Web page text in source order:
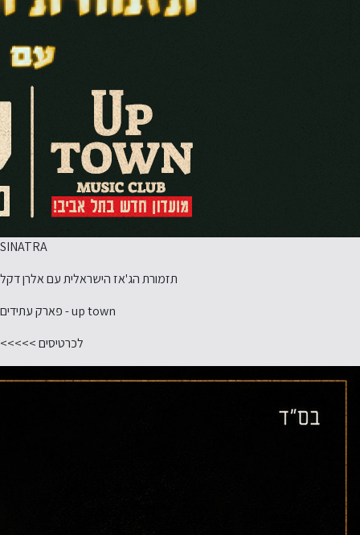
SINATRA
תזמורת הג'אז הישראלית עם אלרן דקל
up town - פארק עתידים
לכרטיסים >>>>>